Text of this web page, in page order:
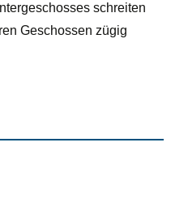
schreiten
Geschossen zügig